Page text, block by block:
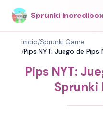
Sprunki Incredibox
Inicio/Sprunki Game
/Pips NYT: Juego de Pips
Pips NYT:
Sprunki